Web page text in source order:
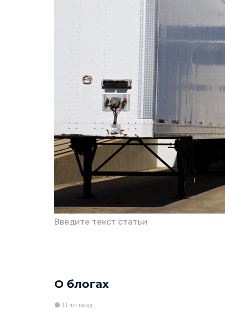
Введите текст статьи
О блогах
11 лет назад